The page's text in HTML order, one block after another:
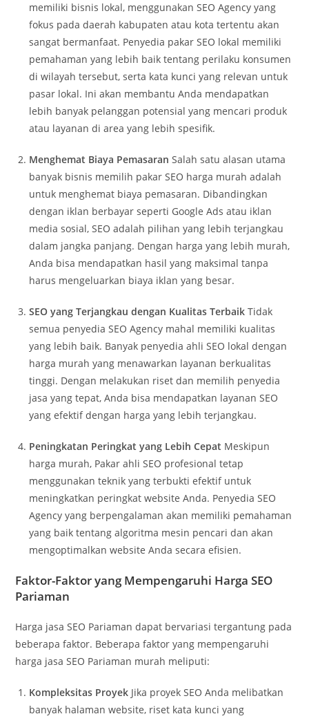
memiliki bisnis lokal, menggunakan SEO Agency yang
fokus pada daerah kabupaten atau kota tertentu akan
sangat bermanfaat. Penyedia pakar SEO lokal memiliki
pemahaman yang lebih baik tentang perilaku konsumen
di wilayah tersebut, serta kata kunci yang relevan untuk
pasar lokal. Ini akan membantu Anda mendapatkan
lebih banyak pelanggan potensial yang mencari produk
atau layanan di area yang lebih spesifik.
Menghemat Biaya Pemasaran Salah satu alasan utama
banyak bisnis memilih pakar SEO harga murah adalah
untuk menghemat biaya pemasaran. Dibandingkan
dengan iklan berbayar seperti Google Ads atau iklan
media sosial, SEO adalah pilihan yang lebih terjangkau
dalam jangka panjang. Dengan harga yang lebih murah,
Anda bisa mendapatkan hasil yang maksimal tanpa
harus mengeluarkan biaya iklan yang besar.
SEO yang Terjangkau dengan Kualitas Terbaik Tidak
semua penyedia SEO Agency mahal memiliki kualitas
yang lebih baik. Banyak penyedia ahli SEO lokal dengan
harga murah yang menawarkan layanan berkualitas
tinggi. Dengan melakukan riset dan memilih penyedia
jasa yang tepat, Anda bisa mendapatkan layanan SEO
yang efektif dengan harga yang lebih terjangkau.
Peningkatan Peringkat yang Lebih Cepat Meskipun
harga murah, Pakar ahli SEO profesional tetap
menggunakan teknik yang terbukti efektif untuk
meningkatkan peringkat website Anda. Penyedia SEO
Agency yang berpengalaman akan memiliki pemahaman
yang baik tentang algoritma mesin pencari dan akan
mengoptimalkan website Anda secara efisien.
Faktor-Faktor yang Mempengaruhi Harga SEO
Pariaman
Harga jasa SEO Pariaman dapat bervariasi tergantung pada
beberapa faktor. Beberapa faktor yang mempengaruhi
harga jasa SEO Pariaman murah meliputi:
Kompleksitas Proyek Jika proyek SEO Anda melibatkan
banyak halaman website, riset kata kunci yang